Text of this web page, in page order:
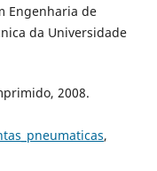
Engenharia de
da Universidade
2008.
,